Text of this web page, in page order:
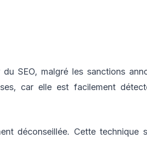
SEO, malgré les sanctions
car elle est facilement
déconseillée. Cette technique